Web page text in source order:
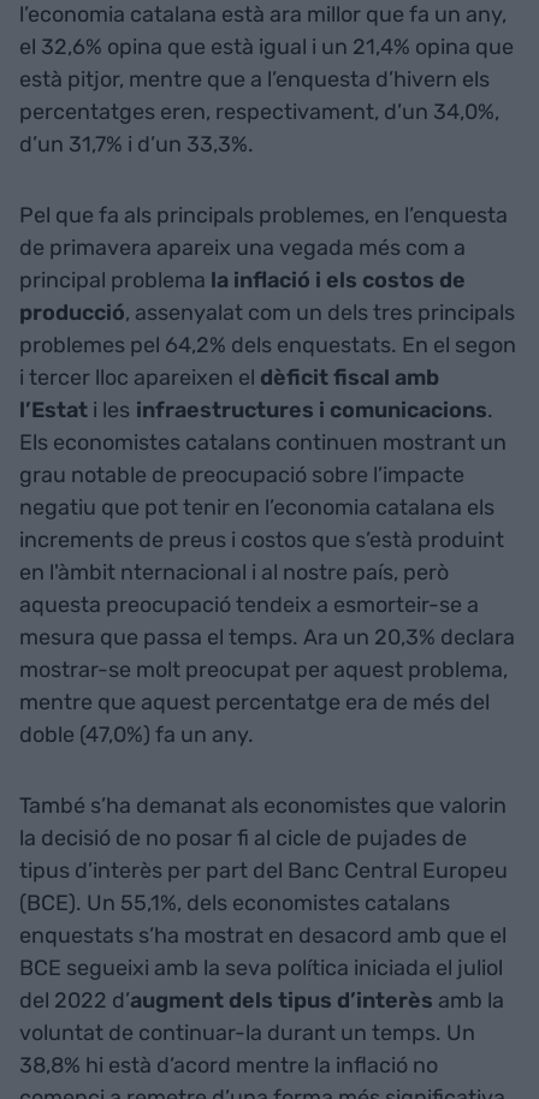
l’economia catalana està ara millor que fa un any,
el 32,6% opina que està igual i un 21,4% opina que
està pitjor, mentre que a l’enquesta d’hivern els
percentatges eren, respectivament, d’un 34,0%,
d’un 31,7% i d’un 33,3%.
Pel que fa als principals problemes, en l’enquesta
de primavera apareix una vegada més com a
principal problema la inflació i els costos de
producció, assenyalat com un dels tres principals
problemes pel 64,2% dels enquestats. En el segon
i tercer lloc apareixen el dèficit fiscal amb
l’Estat i les infraestructures i comunicacions.
Els economistes catalans continuen mostrant un
grau notable de preocupació sobre l’impacte
negatiu que pot tenir en l’economia catalana els
increments de preus i costos que s’està produint
en l'àmbit nternacional i al nostre país, però
aquesta preocupació tendeix a esmorteir-se a
mesura que passa el temps. Ara un 20,3% declara
mostrar-se molt preocupat per aquest problema,
mentre que aquest percentatge era de més del
doble (47,0%) fa un any.
També s’ha demanat als economistes que valorin
la decisió de no posar fi al cicle de pujades de
tipus d’interès per part del Banc Central Europeu
(BCE). Un 55,1%, dels economistes catalans
enquestats s’ha mostrat en desacord amb que el
BCE segueixi amb la seva política iniciada el juliol
del 2022 d’augment dels tipus d’interès amb la
voluntat de continuar-la durant un temps. Un
38,8% hi està d’acord mentre la inflació no